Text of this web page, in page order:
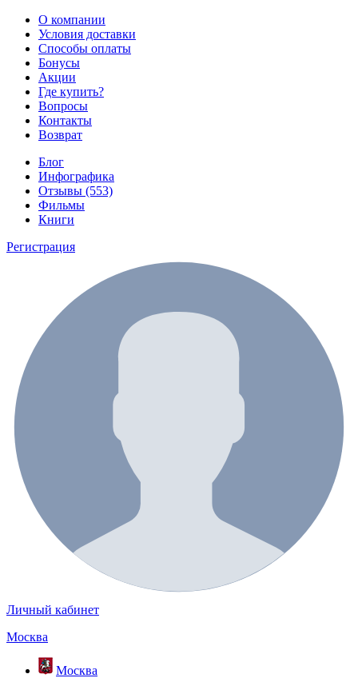
О компании
Условия доставки
Способы оплаты
Бонусы
Акции
Где купить?
Вопросы
Контакты
Возврат
Блог
Инфографика
Отзывы (553)
Фильмы
Книги
Регистрация
Личный кабинет
Москва
Москва